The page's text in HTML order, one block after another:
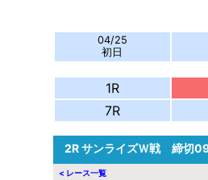
04/25
初日
1R
7R
2RサンライズＷ戦 締切
< レース一覧